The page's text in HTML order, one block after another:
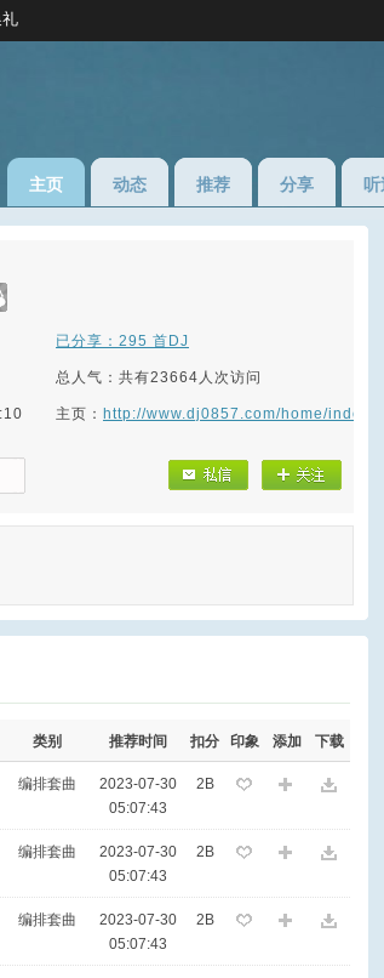
主页 动态 推荐 分享
已分享：295 首DJ
总人气：共有23664人次访问
主页： http://www.dj0857.com/home/index/
类别 推荐时间 扣分 印象 添加 下载
编排套曲
2023-07-30
05:07:43
2B
编排套曲
2023-07-30
05:07:43
2B
编排套曲
2023-07-30
05:07:43
2B